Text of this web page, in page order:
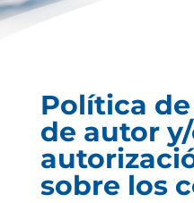
Política
de autor
sobre los